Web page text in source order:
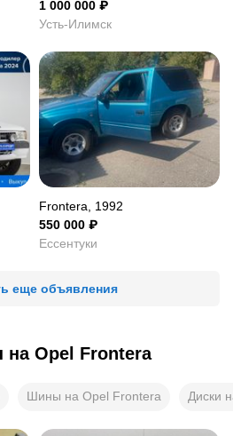
1 000 000 ₽
Усть-Илимск
Frontera, 1992
550 000 ₽
Ессентуки
еще объявления
на Opel Frontera
Шины на Opel Frontera Диски